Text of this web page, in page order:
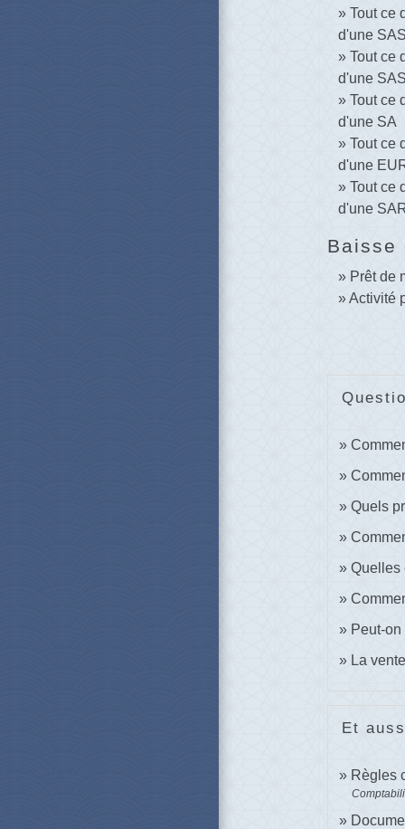
Tout ce
d'une
Tout ce
d'une
Tout ce
d'une SA
Tout ce
d'une
Tout ce
d'une
Baisse
Prêt de
Activité
Quels
Quelles
Peut-
La
Et
Règles